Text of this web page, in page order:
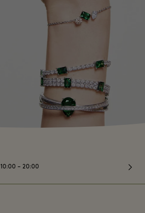
10:00 – 20:00